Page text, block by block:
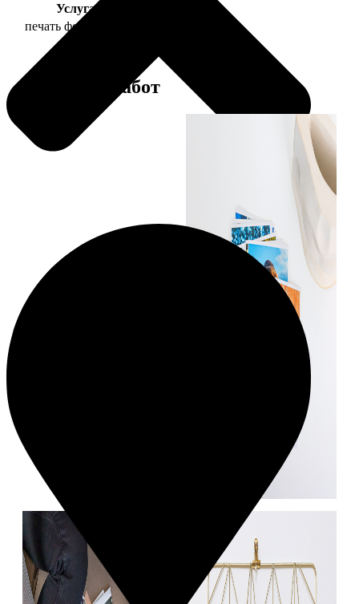
Услуга
печать фото 10х10
Примеры работ